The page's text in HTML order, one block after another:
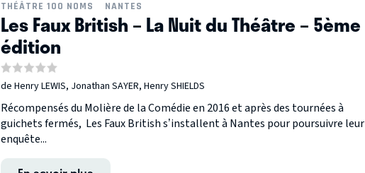
THÉÂTRE 100 NOMS
NANTES
Les Faux British – La Nuit du Théâtre – 5ème
édition
de Henry LEWIS, Jonathan SAYER, Henry SHIELDS
Récompensés du Molière de la Comédie en 2016 et après des tournées à
guichets fermés, Les Faux British s’installent à Nantes pour poursuivre leur
enquête...